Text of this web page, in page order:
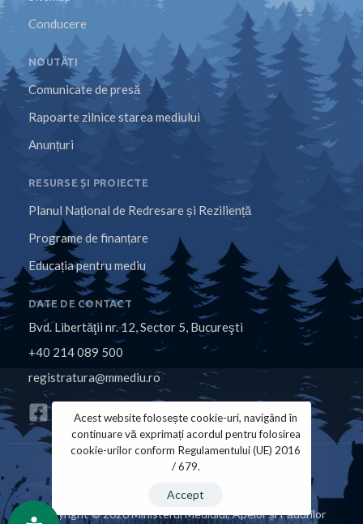
Conducere
NOUTĂȚI
Comunicate de presă
Rapoarte zilnice starea mediului
Anunțuri
RESURSE ȘI PROIECTE
Planul Național de Redresare și Reziliență
Programe de finanțare
Educația pentru mediu
DATE DE CONTACT
Bvd. Libertăţii nr. 12, Sector 5, Bucureşti
+40 214 089 500
registratura@mmediu.ro
Copyright © 2026 Ministerul Mediului, Apelor și Pădurilor
Acest website folosește cookie-uri, navigând în
continuare vă exprimați acordul pentru folosirea
cookie-urilor conform Regulamentului (UE) 2016
/ 679.
Accept